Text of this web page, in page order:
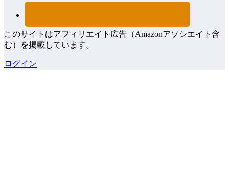
このサイトはアフィリエイト広告（Amazonアソシエイト含
む）を掲載しています。
ログイン